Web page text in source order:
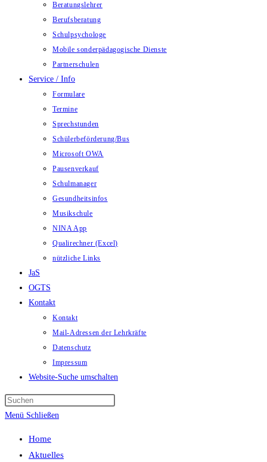
Beratungslehrer
Berufsberatung
Schulpsychologe
Mobile sonderpädagogische Dienste
Partnerschulen
Service / Info
Formulare
Termine
Sprechstunden
Schülerbeförderung/Bus
Microsoft OWA
Pausenverkauf
Schulmanager
Gesundheitsinfos
Musikschule
NINA App
Qualirechner (Excel)
nützliche Links
JaS
OGTS
Kontakt
Kontakt
Mail-Adressen der Lehrkräfte
Datenschutz
Impressum
Website-Suche umschalten
Menü Schließen
Home
Aktuelles